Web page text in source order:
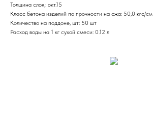
Толщина слоя,: окт.15
Класс бетона изделий по прочности на сжа: 50,0 кгс/см
Количество на поддоне, шт: 50 шт
Расход воды на 1 кг сухой смеси: 0.12 л